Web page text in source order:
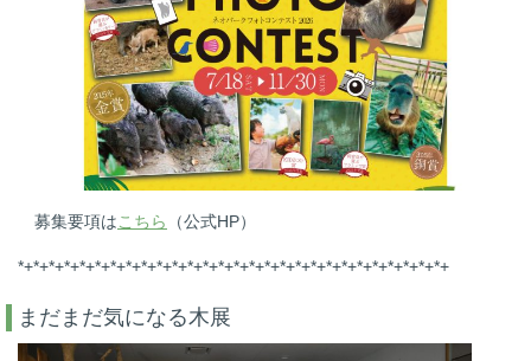
募集要項はこちら （公式HP）
*+*+*+*+*+*+*+*+*+*+*+*+*+*+*+*+*+*+*+*+*+*+*+*+*+*+*+*+
まだまだ気になる木展